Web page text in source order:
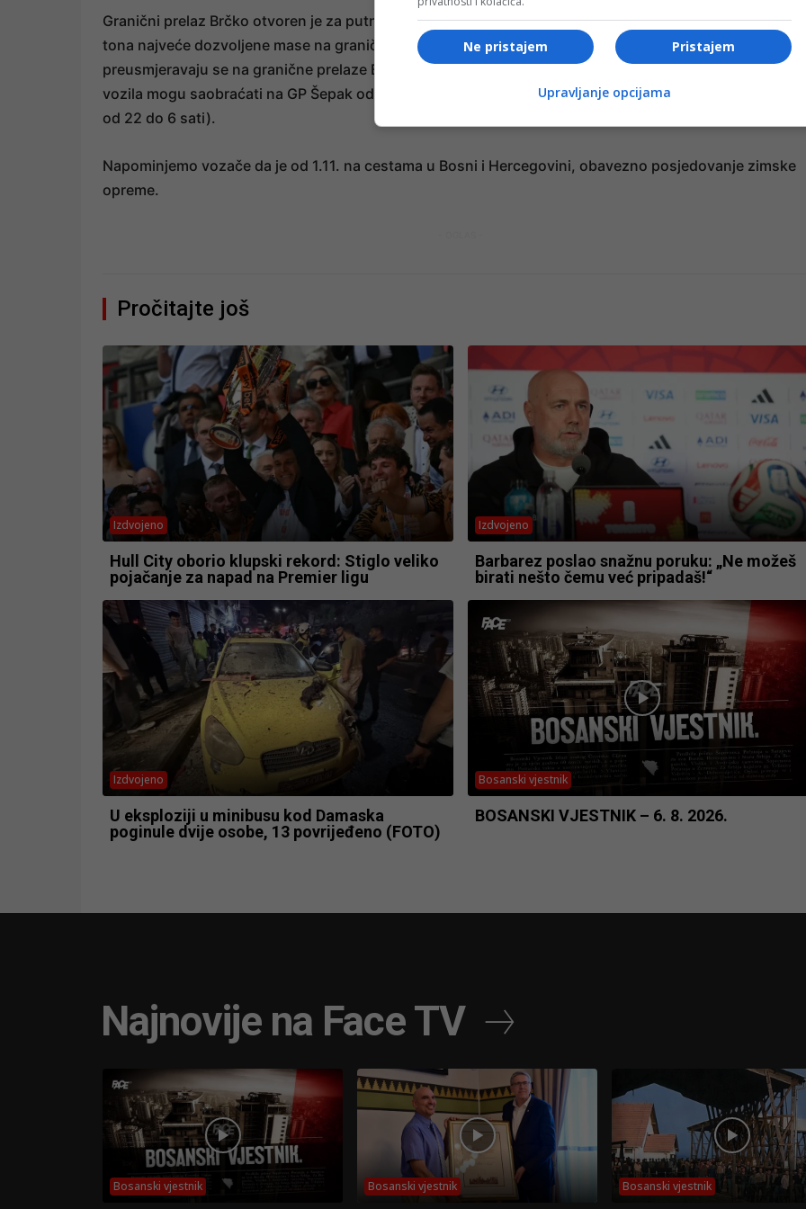
Granični prelaz Brčko otvoren je za putnička vozila do 3,5 tone. Zabranjen je saobraćaj za vozila
tona najveće dozvoljene mase na graničnom prelazu Karakaj (kod Zvornika). Teretna vozila preko 5 t
preusmjeravaju se na granične prelaze Bratunac ili Rača, dok autobusi mogu koristiti GP Šepak.
vozila mogu saobraćati na GP Šepak od 9 do 13 sati i od 22 do 6 sati (vikendom mogu prelaziti u
od 22 do 6 sati).
Napominjemo vozače da je od 1.11. na cestama u Bosni i Hercegovini, obavezno posjedovanje zimske
opreme.
Pročitajte još
Izdvojeno
Hull City oborio klupski rekord: Stiglo veliko
pojačanje za napad na Premier ligu
Izdvojeno
Barbarez poslao snažnu poruku: „Ne možeš
birati nešto čemu već pripadaš!“
Izdvojeno
U eksploziji u minibusu kod Damaska
poginule dvije osobe, 13 povrijeđeno (FOTO)
Bosanski vjestnik
BOSANSKI VJESTNIK – 6. 8. 2026.
Najnovije na Face TV
Bosanski vjestnik Bosanski vjestnik Bosanski vjestnik
Pristajem
Ne pristajem
Upravljanje opcijama